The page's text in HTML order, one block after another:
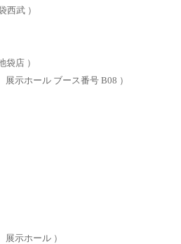
西武 ）
店 ）
示ホール ブース番号 B08 ）
示ホール ）